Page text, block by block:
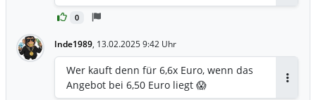
0
Inde1989, 13.02.2025 9:42 Uhr
Wer kauft denn für 6,6x Euro, wenn das
Angebot bei 6,50 Euro liegt 😱